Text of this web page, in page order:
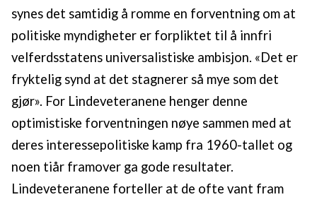
synes det samtidig å romme en forventning om at
politiske myndigheter er forpliktet til å innfri
velferdsstatens universalistiske ambisjon. «Det er
fryktelig synd at det stagnerer så mye som det
gjør». For Lindeveteranene henger denne
optimistiske forventningen nøye sammen med at
deres interessepolitiske kamp fra 1960-tallet og
noen tiår framover ga gode resultater.
Lindeveteranene forteller at de ofte vant fram